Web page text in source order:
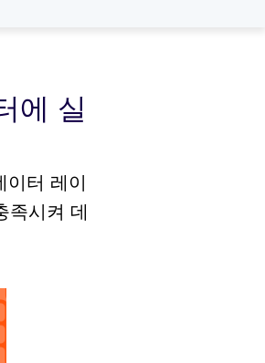
에 실
터 레이
시켜 데